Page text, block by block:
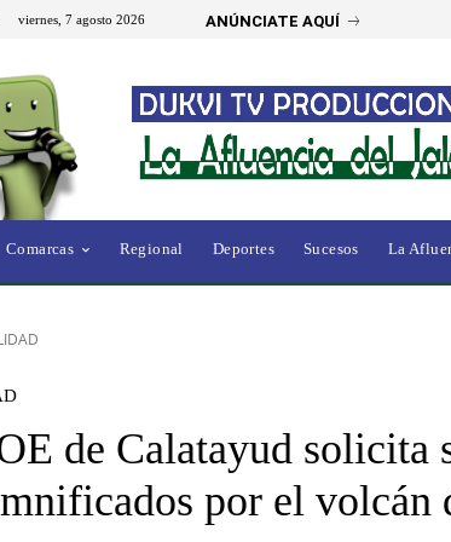
viernes, 7 agosto 2026 ANÚNCIATE AQUÍ
Comarcas Regional Deportes Sucesos La
de Calatayud solicita
por el volcán